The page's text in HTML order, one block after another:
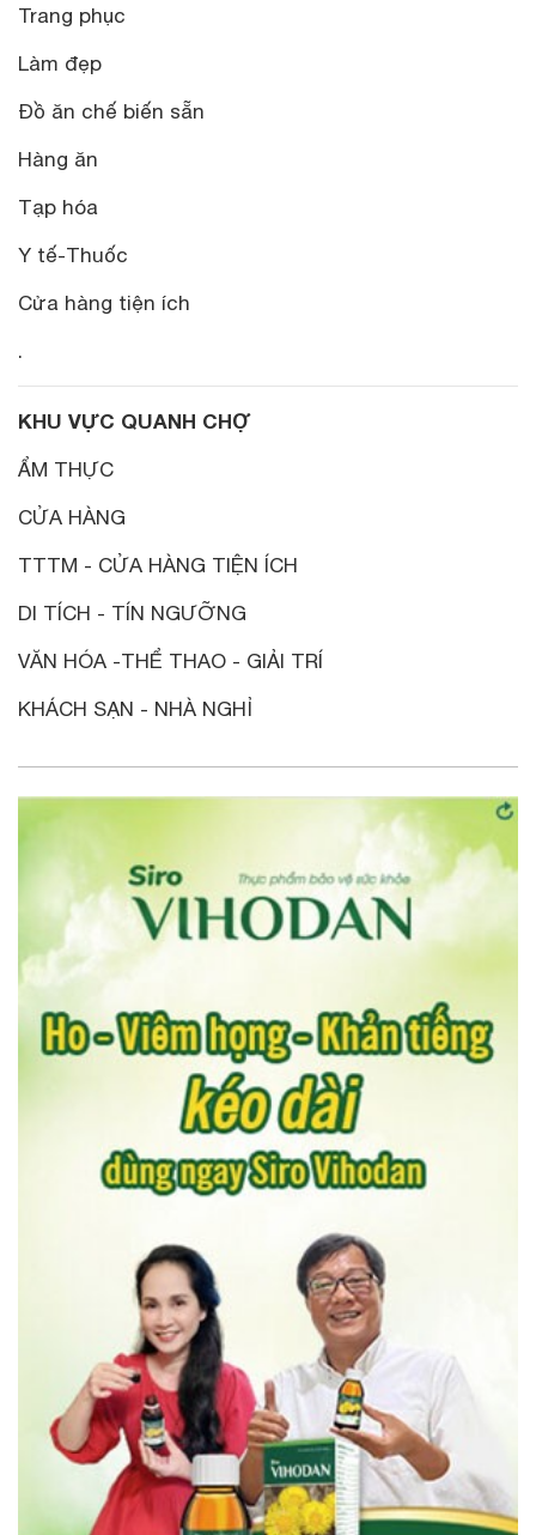
Trang phục
Làm đẹp
Đồ ăn chế biến sẵn
Hàng ăn
Tạp hóa
Y tế-Thuốc
Cửa hàng tiện ích
.
KHU VỰC QUANH CHỢ
ẨM THỰC
CỬA HÀNG
TTTM - CỬA HÀNG TIỆN ÍCH
DI TÍCH - TÍN NGƯỠNG
VĂN HÓA -THỂ THAO - GIẢI TRÍ
KHÁCH SẠN - NHÀ NGHỈ